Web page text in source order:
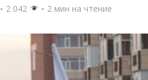
2 042 2 мин на чтение